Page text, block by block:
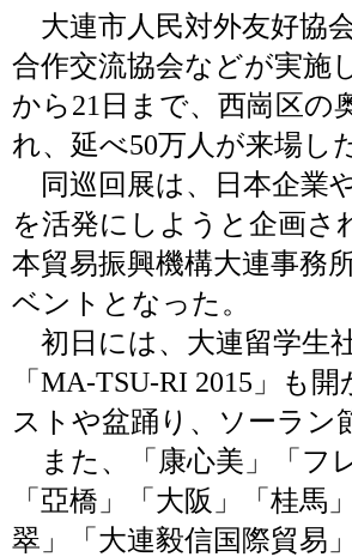
大連市人民対外友好協
合作交流協会などが実施
から21日まで、西崗区の
れ、延べ50万人が来場し
同巡回展は、日本企業
を活発にしようと企画さ
本貿易振興機構大連事務
ベントとなった。
初日には、大連留学生
「MA-TSU-RI 2015」も
ストや盆踊り、ソーラン
また、「康心美」「フ
「亞橋」「大阪」「桂馬
翠」「大連毅信国際貿易